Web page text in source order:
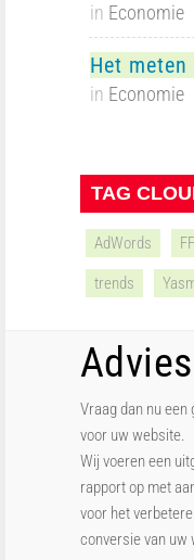
in Economie
Het
in Economie
TAG
AdWords
trends
Advies
Vraag dan nu
voor uw website.
Wij voeren een
rapport op met
voor het
conversie van uw